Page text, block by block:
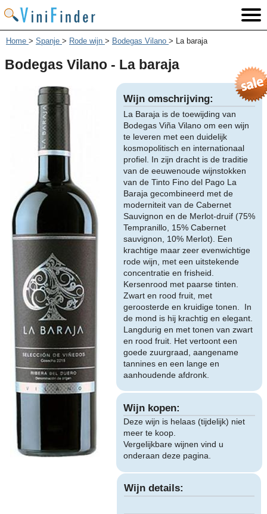
Home > Spanje > Rode wijn > Bodegas Vilano > La baraja
Bodegas Vilano - La baraja
Wijn omschrijving:
La Baraja is de toewijding van
Bodegas Viña Vilano om een wijn
te leveren met een duidelijk
kosmopolitisch en internationaal
profiel. In zijn dracht is de traditie
van de eeuwenoude wijnstokken
van de Tinto Fino del Pago La
Baraja gecombineerd met de
moderniteit van de Cabernet
Sauvignon en de Merlot-druif (75%
Tempranillo, 15% Cabernet
sauvignon, 10% Merlot). Een
krachtige maar zeer evenwichtige
rode wijn, met een uitstekende
concentratie en frisheid.
Kersenrood met paarse tinten.
Zwart en rood fruit, met
geroosterde en kruidige tonen. In
de mond is hij krachtig en elegant.
Langdurig en met tonen van zwart
en rood fruit. Het vertoont een
goede zuurgraad, aangename
tannines en een lange en
aanhoudende afdronk.
Wijn kopen:
Deze wijn is helaas (tijdelijk) niet
meer te koop.
Vergelijkbare wijnen vind u
onderaan deze pagina.
Wijn details: